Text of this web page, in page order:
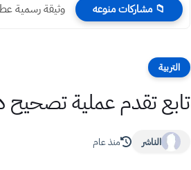
📁 مشاركات منوعه وثيقة رسمية
التربية
تابع تقدم عملية تصحيح دفاتر
الناشر منذ عام